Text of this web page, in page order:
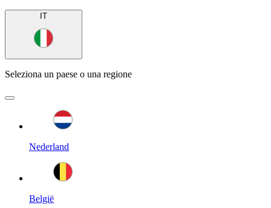
IT
Seleziona un paese o una regione
Nederland
België